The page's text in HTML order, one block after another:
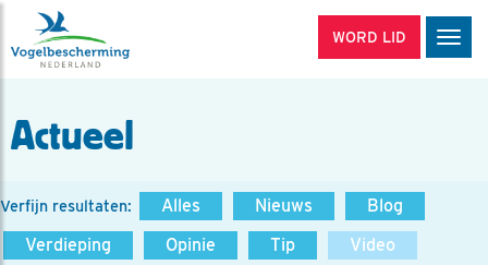
WORD LID
Actueel
Verfijn resultaten: Alles Nieuws
Blog
Verdieping
Opinie Tip
Video